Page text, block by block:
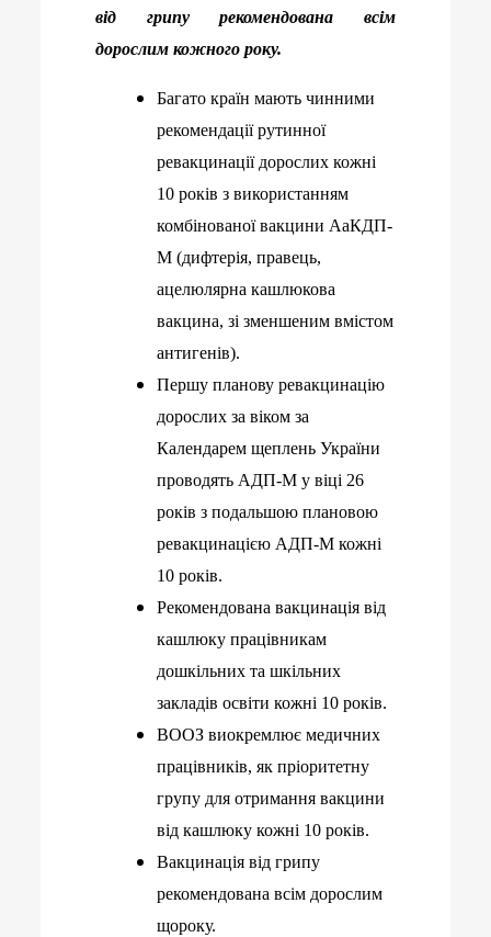
від грипу рекомендована всім
дорослим кожного року.
Багато країн мають чинними
рекомендації рутинної
ревакцинації дорослих кожні
10 років з використанням
комбінованої вакцини АаКДП-
М (дифтерія, правець,
ацелюлярна кашлюкова
вакцина, зі зменшеним вмістом
антигенів).
Першу планову ревакцинацію
дорослих за віком за
Календарем щеплень України
проводять АДП-М у віці 26
років з подальшою плановою
ревакцинацією АДП-М кожні
10 років.
Рекомендована вакцинація від
кашлюку працівникам
дошкільних та шкільних
закладів освіти кожні 10 років.
ВООЗ виокремлює медичних
працівників, як пріоритетну
групу для отримання вакцини
від кашлюку кожні 10 років.
Вакцинація від грипу
рекомендована всім дорослим
щороку.